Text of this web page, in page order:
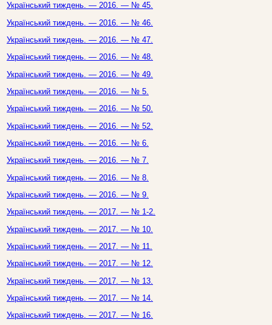
Український тиждень. — 2016. — № 45.
Український тиждень. — 2016. — № 46.
Український тиждень. — 2016. — № 47.
Український тиждень. — 2016. — № 48.
Український тиждень. — 2016. — № 49.
Український тиждень. — 2016. — № 5.
Український тиждень. — 2016. — № 50.
Український тиждень. — 2016. — № 52.
Український тиждень. — 2016. — № 6.
Український тиждень. — 2016. — № 7.
Український тиждень. — 2016. — № 8.
Український тиждень. — 2016. — № 9.
Український тиждень. — 2017. — № 1-2.
Український тиждень. — 2017. — № 10.
Український тиждень. — 2017. — № 11.
Український тиждень. — 2017. — № 12.
Український тиждень. — 2017. — № 13.
Український тиждень. — 2017. — № 14.
Український тиждень. — 2017. — № 16.